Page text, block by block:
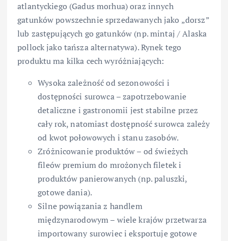
atlantyckiego (Gadus morhua) oraz innych
gatunków powszechnie sprzedawanych jako „dorsz”
lub zastępujących go gatunków (np. mintaj / Alaska
pollock jako tańsza alternatywa). Rynek tego
produktu ma kilka cech wyróżniających:
Wysoka zależność od sezonowości i
dostępności surowca – zapotrzebowanie
detaliczne i gastronomii jest stabilne przez
cały rok, natomiast dostępność surowca zależy
od kwot połowowych i stanu zasobów.
Zróżnicowanie produktów – od świeżych
fileów premium do mrożonych filetek i
produktów panierowanych (np. paluszki,
gotowe dania).
Silne powiązania z handlem
międzynarodowym – wiele krajów przetwarza
importowany surowiec i eksportuje gotowe